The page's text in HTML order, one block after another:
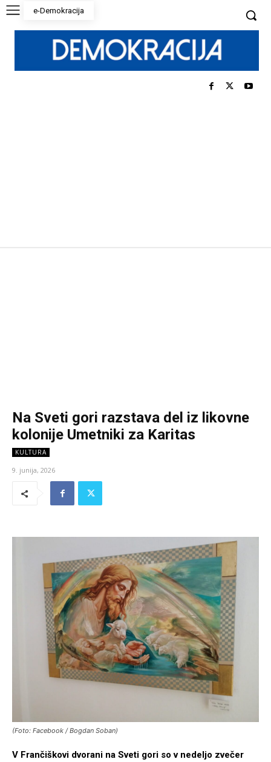
e-Demokracija
Na Sveti gori razstava del iz likovne
kolonije Umetniki za Karitas
KULTURA
9. junija, 2026
(Foto: Facebook / Bogdan Soban)
V Frančiškovi dvorani na Sveti gori so v nedeljo zvečer